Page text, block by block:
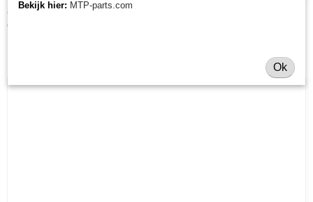
Onderhoudsset Yanmar YM 1500/1700
€ 39,82
Bekijk hier: MTP-parts.com
Ok